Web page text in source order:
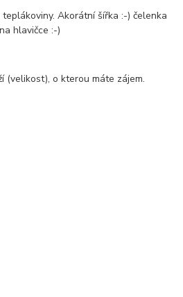
Akorátní šířka :-) čelenka
hlavičce :-)
(velikost), o kterou máte zájem.